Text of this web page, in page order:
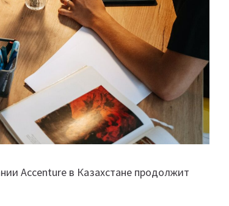
Accenture в Казахстане продолжит